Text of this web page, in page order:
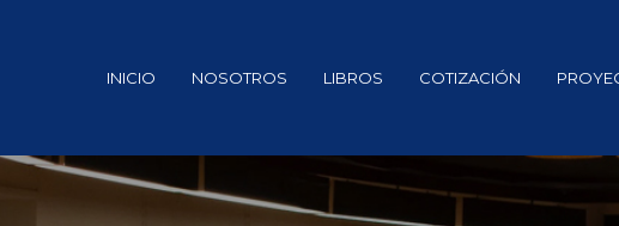
INICIO NOSOTROS LIBROS COTIZACIÓN